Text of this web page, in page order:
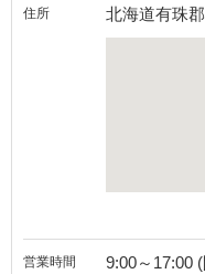
住所 北海道有珠
営業時間 9:00～17:00